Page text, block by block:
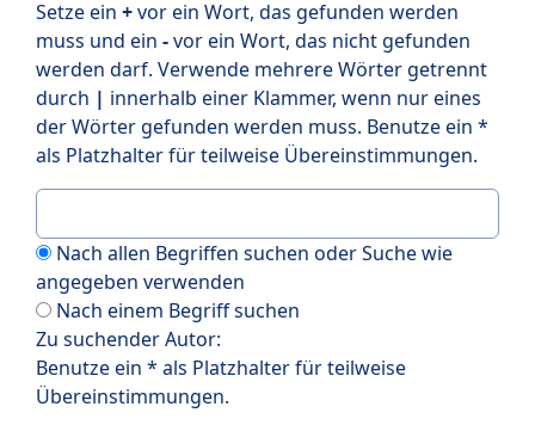
Setze ein +vor ein Wort, das gefunden werden
muss und ein -vor ein Wort, das nicht gefunden
werden darf. Verwende mehrere Wörter getrennt
durch | innerhalb einer Klammer, wenn nur eines
der Wörter gefunden werden muss. Benutze ein *
als Platzhalter für teilweise Übereinstimmungen.
Nach allen Begriffen suchen oder Suche wie
angegeben verwenden
Nach einem Begriff suchen
Zu suchender Autor:
Benutze ein * als Platzhalter für teilweise
Übereinstimmungen.